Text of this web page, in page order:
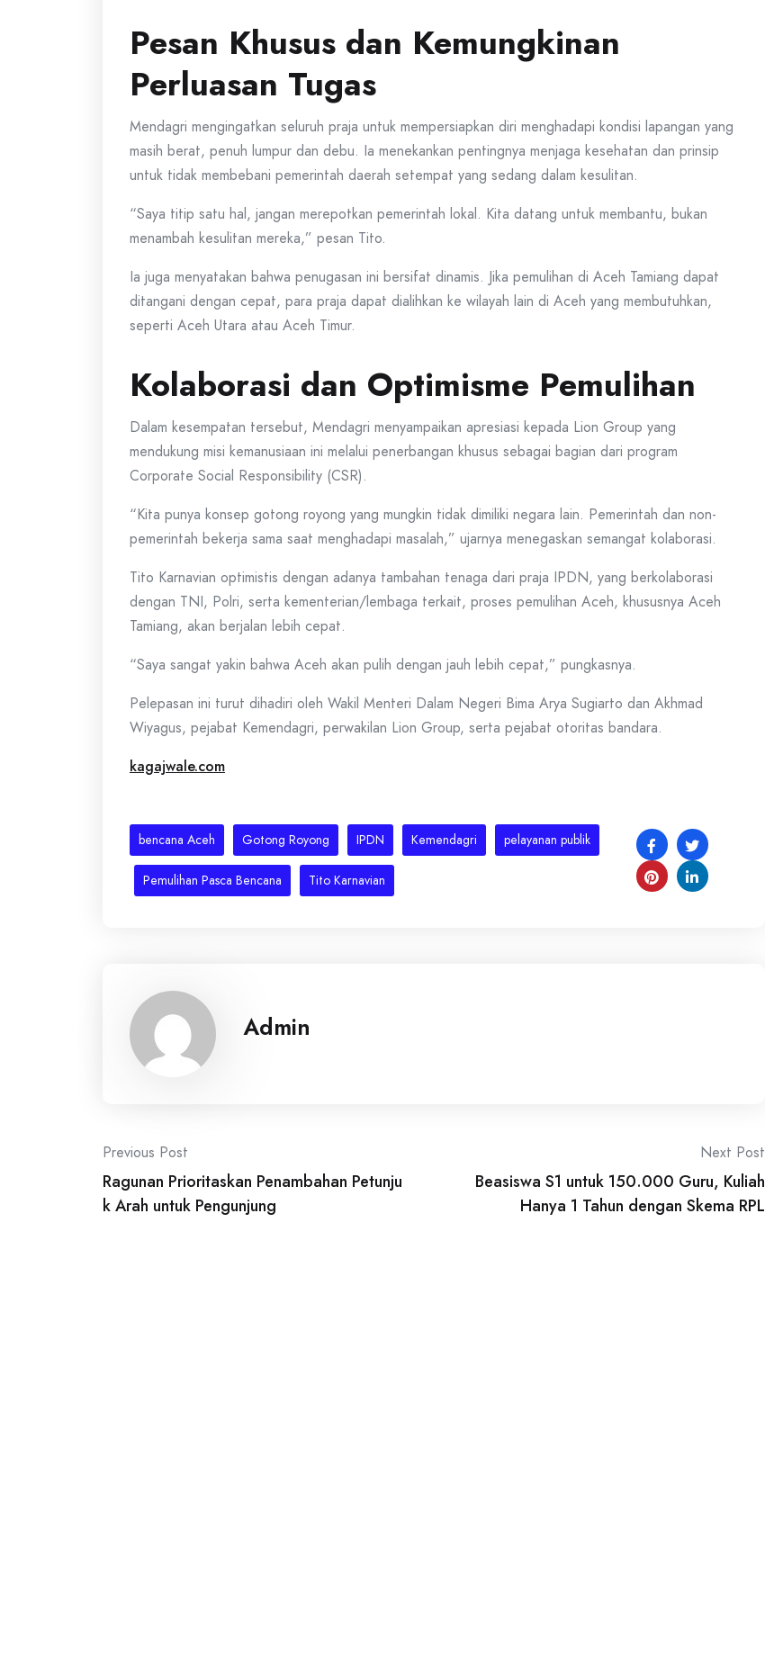
Pesan Khusus dan Kemungkinan
Perluasan Tugas
Mendagri mengingatkan seluruh praja untuk mempersiapkan diri menghadapi kondisi lapangan yang
masih berat, penuh lumpur dan debu. Ia menekankan pentingnya menjaga kesehatan dan prinsip
untuk tidak membebani pemerintah daerah setempat yang sedang dalam kesulitan.
“Saya titip satu hal, jangan merepotkan pemerintah lokal. Kita datang untuk membantu, bukan
menambah kesulitan mereka,” pesan Tito.
Ia juga menyatakan bahwa penugasan ini bersifat dinamis. Jika pemulihan di Aceh Tamiang dapat
ditangani dengan cepat, para praja dapat dialihkan ke wilayah lain di Aceh yang membutuhkan,
seperti Aceh Utara atau Aceh Timur.
Kolaborasi dan Optimisme Pemulihan
Dalam kesempatan tersebut, Mendagri menyampaikan apresiasi kepada Lion Group yang
mendukung misi kemanusiaan ini melalui penerbangan khusus sebagai bagian dari program
Corporate Social Responsibility (CSR).
“Kita punya konsep gotong royong yang mungkin tidak dimiliki negara lain. Pemerintah dan non-
pemerintah bekerja sama saat menghadapi masalah,” ujarnya menegaskan semangat kolaborasi.
Tito Karnavian optimistis dengan adanya tambahan tenaga dari praja IPDN, yang berkolaborasi
dengan TNI, Polri, serta kementerian/lembaga terkait, proses pemulihan Aceh, khususnya Aceh
Tamiang, akan berjalan lebih cepat.
“Saya sangat yakin bahwa Aceh akan pulih dengan jauh lebih cepat,” pungkasnya.
Pelepasan ini turut dihadiri oleh Wakil Menteri Dalam Negeri Bima Arya Sugiarto dan Akhmad
Wiyagus, pejabat Kemendagri, perwakilan Lion Group, serta pejabat otoritas bandara.
kagajwale.com
bencana Aceh Gotong Royong IPDN Kemendagri pelayanan publik
Pemulihan Pasca Bencana Tito Karnavian
Admin
Post
navigation
Previous Post
Ragunan Prioritaskan Penambahan Petunju
k Arah untuk Pengunjung
Next Post
Beasiswa S1 untuk 150.000 Guru, Kuliah
Hanya 1 Tahun dengan Skema RPL